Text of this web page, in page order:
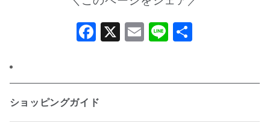
Facebook
X Email
Line
ショッピングガイド